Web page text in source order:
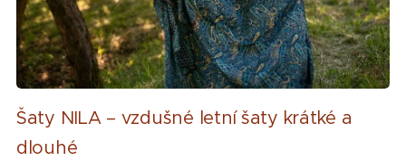
Šaty NILA – vzdušné letní šaty krátké a
dlouhé